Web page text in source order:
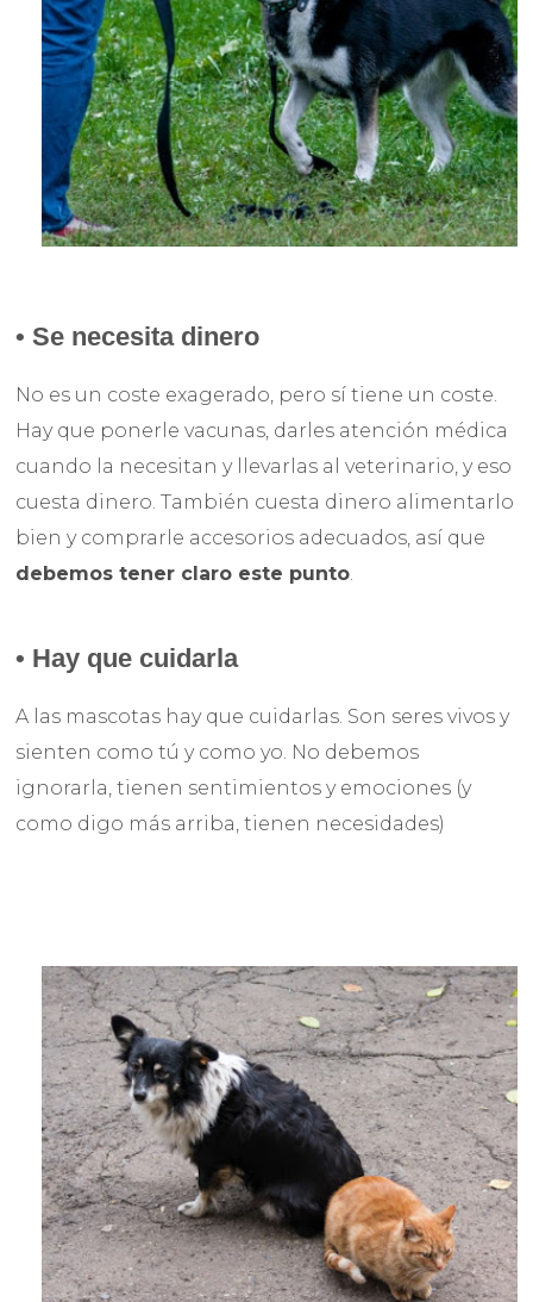
•Se necesita dinero
No es un coste exagerado, pero sí tiene un coste.
Hay que ponerle vacunas, darles atención médica
cuando la necesitan y llevarlas al veterinario, y eso
cuesta dinero. También cuesta dinero alimentarlo
bien y comprarle accesorios adecuados, así que
debemos tener claro este punto.
• Hay que cuidarla
A las mascotas hay que cuidarlas. Son seres vivos y
sienten como tú y como yo. No debemos
ignorarla, tienen sentimientos y emociones (y
como digo más arriba, tienen necesidades)